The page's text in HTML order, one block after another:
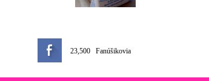
23,500 Fanúšikovia